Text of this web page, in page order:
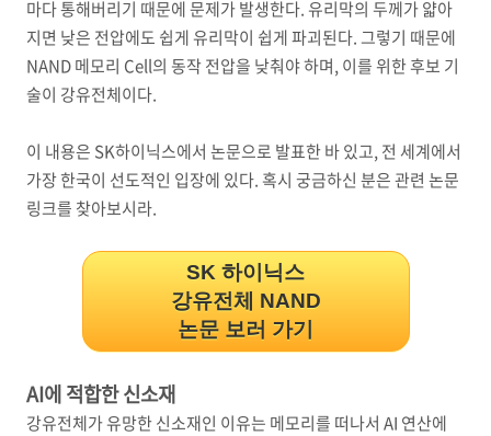
마다 통해버리기 때문에 문제가 발생한다. 유리막의 두께가 얇아
지면 낮은 전압에도 쉽게 유리막이 쉽게 파괴된다. 그렇기 때문에
NAND 메모리 Cell의 동작 전압을 낮춰야 하며, 이를 위한 후보 기
술이 강유전체이다.
이 내용은 SK하이닉스에서 논문으로 발표한 바 있고, 전 세계에서
가장 한국이 선도적인 입장에 있다. 혹시 궁금하신 분은 관련 논문
링크를 찾아보시라.
SK 하이닉스
강유전체 NAND
논문 보러 가기
AI에 적합한 신소재
강유전체가 유망한 신소재인 이유는 메모리를 떠나서 AI 연산에